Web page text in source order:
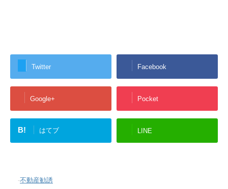
Twitter Facebook
Google+ Pocket
B! はてブ LINE
-不動産勧誘